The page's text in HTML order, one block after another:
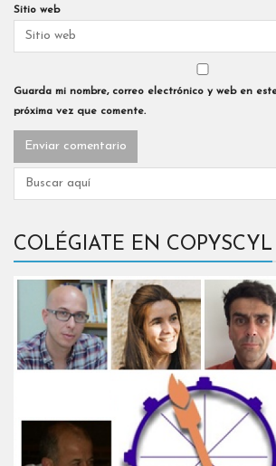
Sitio web
Guarda mi nombre, correo electrónico y web en
próxima vez que comente.
COLÉGIATE EN COPYSCYL